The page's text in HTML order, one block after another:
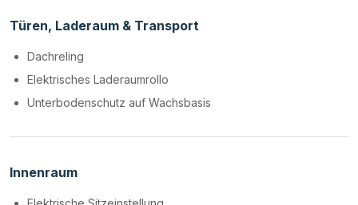
Türen, Laderaum & Transport
Dachreling
Elektrisches Laderaumrollo
Unterbodenschutz auf Wachsbasis
Innenraum